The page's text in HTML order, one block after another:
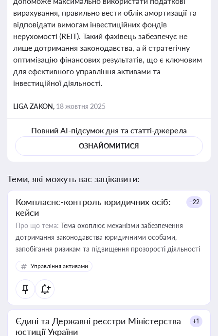
вирахування, правильно вести облік амортизації та
відповідати вимогам інвестиційних фондів
нерухомості (REIT). Такий фахівець забезпечує не
лише дотримання законодавства, а й стратегічну
оптимізацію фінансових результатів, що є ключовим
для ефективного управління активами та
інвестиційної діяльності.
LIGA ZAKON, 18 жовтня 2025
Повний AI-підсумок дня та статті-джерела
ОЗНАЙОМИТИСЯ
Теми, які можуть вас зацікавити:
Комплаєнс-контроль юридичних осіб:
кейси
+22
Про що тема: Тема охоплює механізми забезпечення
дотримання законодавства юридичними особами,
запобігання ризикам та підвищення прозорості діяльності
Управління активами
Єдині та Державні реєстри Міністерства
юстиції України
+1